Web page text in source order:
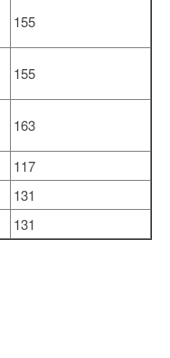
155
155
163
117
131
131